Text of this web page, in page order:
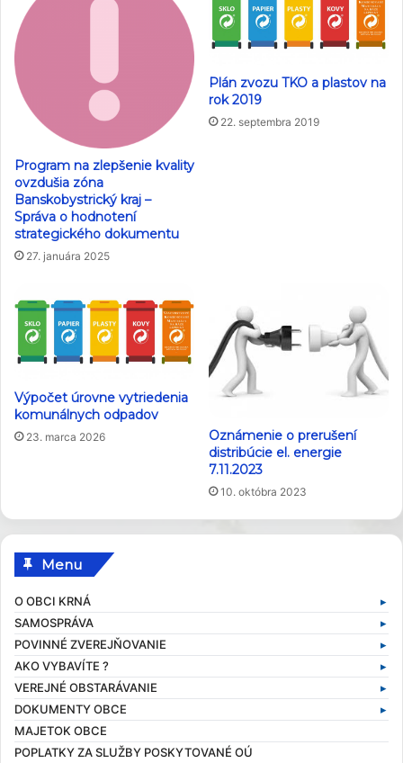
Program na zlepšenie kvality
ovzdušia zóna
Banskobystrický kraj –
Správa o hodnotení
strategického dokumentu
27. januára 2025
Plán zvozu TKO a plastov na
rok 2019
22. septembra 2019
Výpočet úrovne vytriedenia
komunálnych odpadov
23. marca 2026
Oznámenie o prerušení
distribúcie el. energie
7.11.2023
10. októbra 2023
Menu
O OBCI KRNÁ
Základné informácie
Profil obce
História obce
Obecné symboly
Kultúra
Zaujímavosti
SAMOSPRÁVA
Samospráva v súčasnosti
Obecný úrad
Starosta obce
Zamestnanci obce
Hlavný kontrolór
Obecní poslanci a komisie
POVINNÉ ZVEREJŇOVANIE
Zmluvy
Faktúry
Objednávky
AKO VYBAVÍTE ?
Stavebný poriadok
Výruby drevín
Dane a poplatky
Evidencia obyvateľov
VEREJNÉ OBSTARÁVANIE
Verejné obstarávania
Profil verejného obstarávateľa
DOKUMENTY OBCE
Kompetencie obce
Všeobecné záväzné nariadenia
MAJETOK OBCE
POPLATKY ZA SLUŽBY POSKYTOVANÉ OÚ